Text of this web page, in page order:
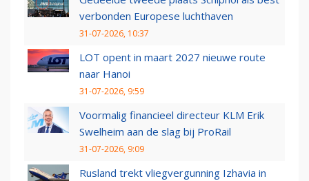
verbonden Europese luchthaven
31-07-2026, 10:37
LOT opent in maart 2027 nieuwe route
naar Hanoi
31-07-2026, 9:59
Voormalig financieel directeur KLM Erik
Swelheim aan de slag bij ProRail
31-07-2026, 9:09
Rusland trekt vliegvergunning Izhavia in